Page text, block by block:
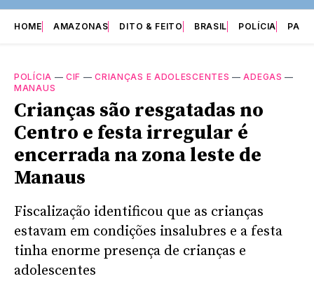
HOME AMAZONAS DITO & FEITO BRASIL POLÍCIA
POLÍCIA —CIF —CRIANÇAS E ADOLESCENTES —ADEGAS —
MANAUS
Crianças são resgatadas no
Centro e festa irregular é
encerrada na zona leste de
Manaus
Fiscalização identificou que as crianças
estavam em condições insalubres e a festa
tinha enorme presença de crianças e
adolescentes